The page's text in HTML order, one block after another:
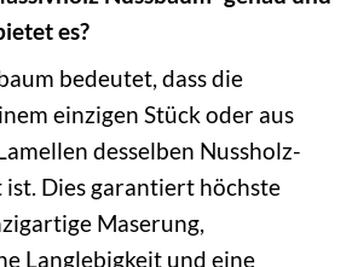
es?
bedeutet, dass die
einzigen Stück oder aus
desselben Nussholz-
ist. Dies garantiert höchste
Maserung,
Langlebigkeit und eine